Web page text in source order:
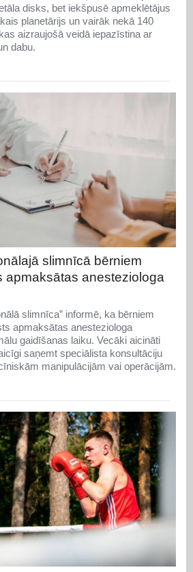
disks, bet iekšpusē apmeklētājus
planetārijs un vairāk nekā 140
aizraujošā veidā iepazīstina ar
dabu.
slimnīcā bērniem
apmaksātas anesteziologa
slimnīca” informē, ka bērniem
apmaksātas anesteziologa
gaidīšanas laiku. Vecāki aicināti
saņemt speciālista konsultāciju
manipulācijām vai operācijām.